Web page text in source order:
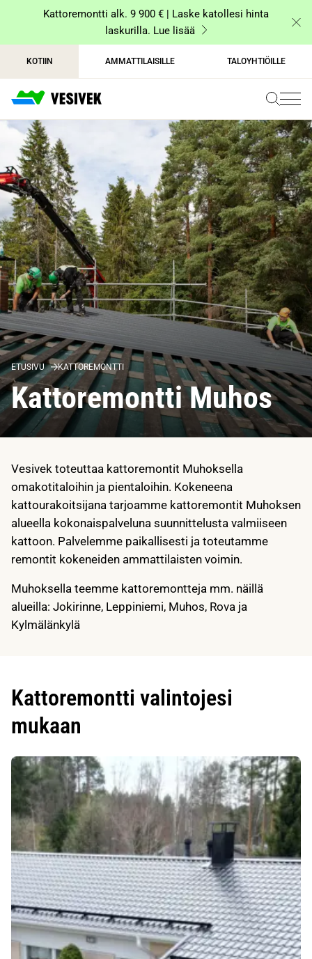
sisältöönKattoremontti alk. 9 900 € | Laske katollesi hinta
laskurilla. Lue lisää
KOTIIN AMMATTILAISILLE TALOYHTIÖILLE
ETUSIVU KATTOREMONTTI
Kattoremontti Muhos
Vesivek toteuttaa kattoremontit Muhoksella
omakotitaloihin ja pientaloihin. Kokeneena
kattourakoitsijana tarjoamme kattoremontit Muhoksen
alueella kokonaispalveluna suunnittelusta valmiiseen
kattoon. Palvelemme paikallisesti ja toteutamme
remontit kokeneiden ammattilaisten voimin.
Muhoksella teemme kattoremontteja mm. näillä
alueilla: Jokirinne, Leppiniemi, Muhos, Rova ja
Kylmälänkylä
Kattoremontti valintojesi
mukaan